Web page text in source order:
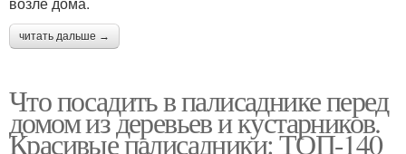
читать дальше →
Что посадить в палисаднике перед
домом из деревьев и кустарников.
Красивые палисадники: ТОП-140